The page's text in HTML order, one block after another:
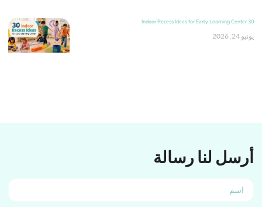
30 Indoor Recess Ideas for Early Learning Center
يونيو 24, 2026
أرسل لنا رسالة